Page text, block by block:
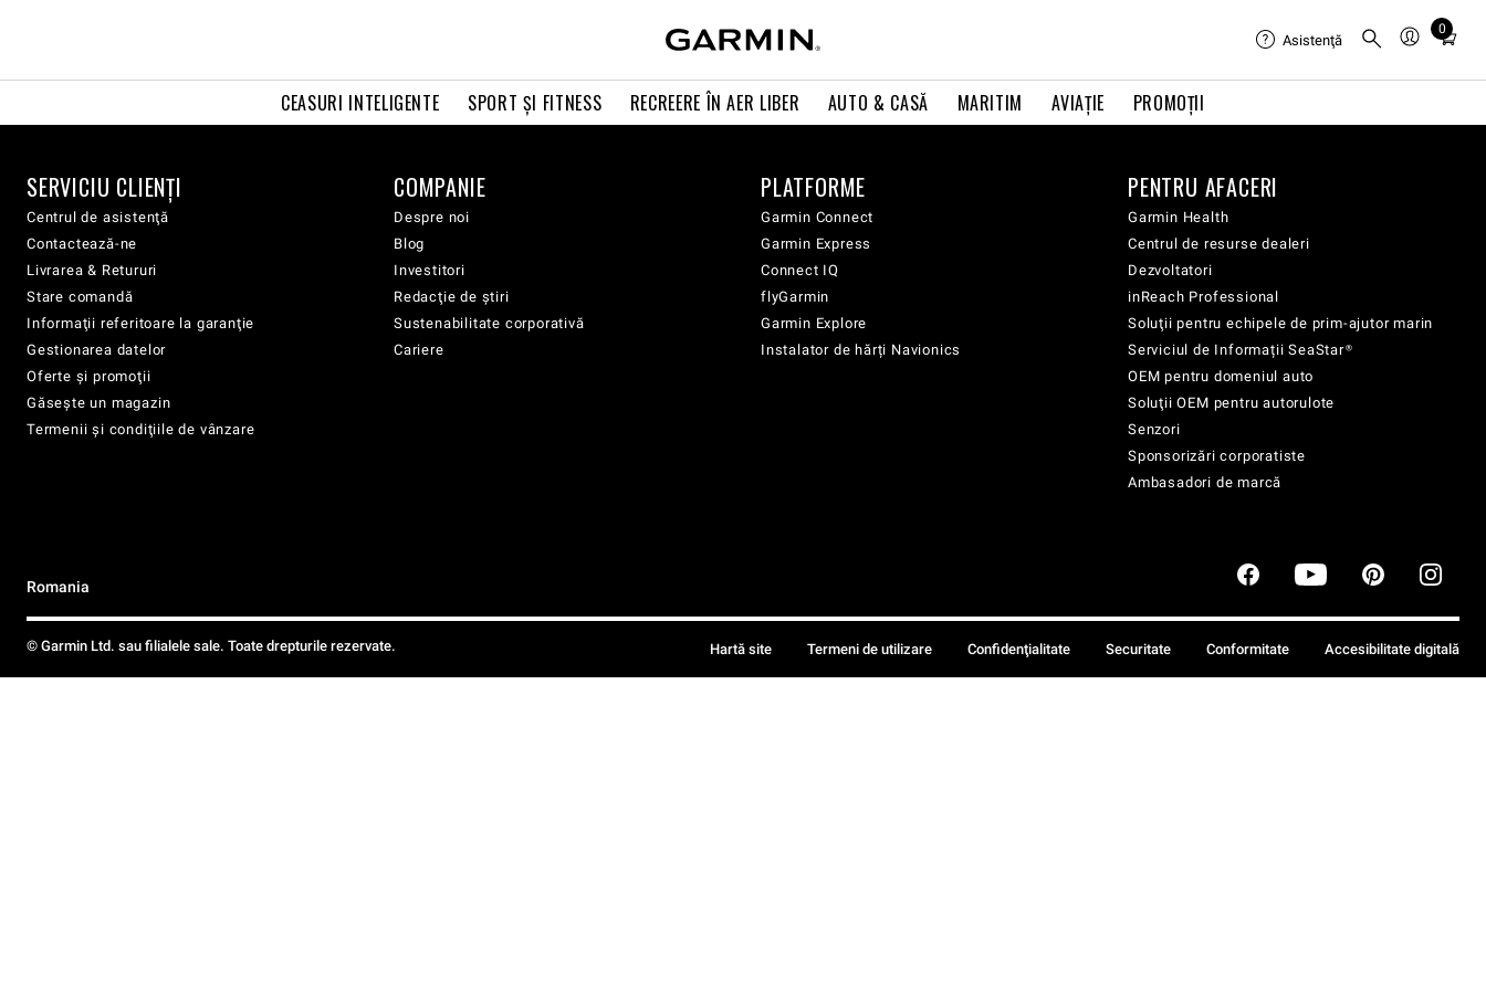
CEASURI INTELIGENTE SPORT ŞI FITNESS RECREERE ÎN AER LIBER AUTO & CASĂ MARITIM AVIAŢIE PROMOȚII
Asistenţă
0
Total
in
SERVICIU CLIENŢI
Centrul de asistenţă
Contactează-ne
Livrarea & Retururi
Stare comandă
Informaţii referitoare la garanţie
Gestionarea datelor
Oferte şi promoţii
Găsește un magazin
Termenii şi condiţiile de vânzare
COMPANIE
Despre noi
Blog
Investitori
Redacţie de ştiri
Sustenabilitate corporativă
Cariere
PLATFORME
Garmin Connect
Garmin Express
Connect IQ
flyGarmin
Garmin Explore
Instalator de hărți Navionics
PENTRU AFACERI
Garmin Health
Centrul de resurse dealeri
Dezvoltatori
inReach Professional
Soluţii pentru echipele de prim-ajutor marin
Serviciul de Informații SeaStar®
OEM pentru domeniul auto
Soluţii OEM pentru autorulote
Senzori
Sponsorizări corporatiste
Ambasadori de marcă
Romania
© Garmin Ltd. sau filialele sale. Toate drepturile rezervate. Hartă site Termeni de utilizare Confidenţialitate Securitate Conformitate Accesibilitate digitală